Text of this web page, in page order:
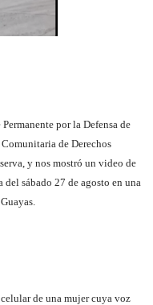
por la Defensa de
de Derechos
y nos mostró un video de
sábado 27 de agosto en una
de una mujer cuya voz